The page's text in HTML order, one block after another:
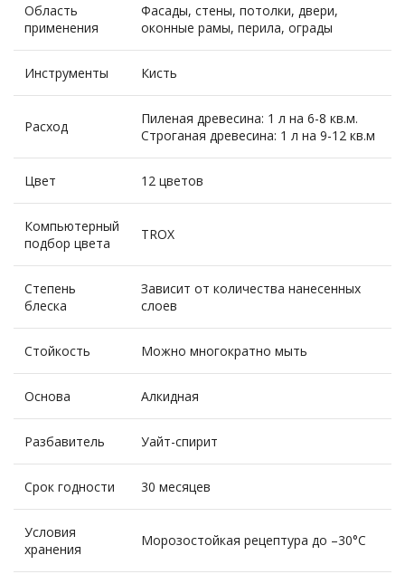
Область
применения
Фасады, стены, потолки, двери,
оконные рамы, перила, ограды
Инструменты Кисть
Расход
Пиленая древесина: 1 л на 6-8 кв.м.
Строганая древесина: 1 л на 9-12 кв.м
Цвет 12 цветов
Компьютерный
подбор цвета
TROX
Степень
блеска
Зависит от количества нанесенных
слоев
Стойкость Можно многократно мыть
Основа Алкидная
Разбавитель Уайт-спирит
Срок годности 30 месяцев
Условия
хранения
Морозостойкая рецептура до –30°С